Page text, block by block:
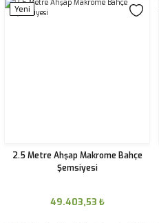
Yeni
2.5 Metre Ahşap Makrome Bahçe
Şemsiyesi
49.403,53 ₺